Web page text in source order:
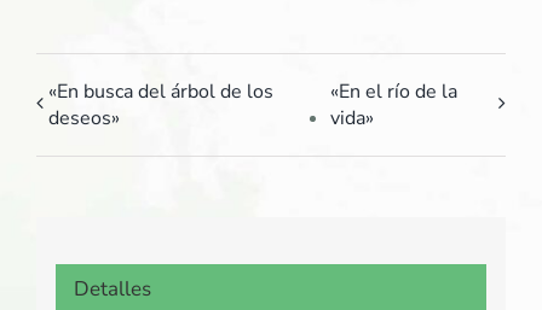
«En busca del árbol de los
deseos»
«En el río de la
vida»
Detalles